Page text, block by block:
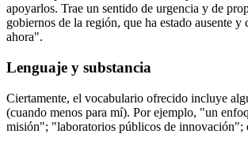
apoyarlos. Trae un sentido de urgencia y de
gobiernos de la región, que ha estado ausente y
ahora".
Lenguaje y substancia
Ciertamente, el vocabulario ofrecido incluye
(cuando menos para mí). Por ejemplo, "un
misión"; "laboratorios públicos de innovación";